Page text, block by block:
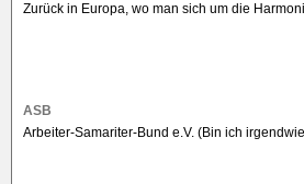
Zurück in Europa, wo man sich um die
ASB
Arbeiter-Samariter-Bund e.V. (Bin ich